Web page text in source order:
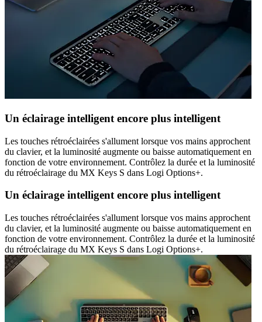
Un éclairage intelligent encore plus intelligent
Les touches rétroéclairées s'allument lorsque vos mains approchent
du clavier, et la luminosité augmente ou baisse automatiquement en
fonction de votre environnement. Contrôlez la durée et la luminosité
du rétroéclairage du MX Keys S dans Logi Options+.
Un éclairage intelligent encore plus intelligent
Les touches rétroéclairées s'allument lorsque vos mains approchent
du clavier, et la luminosité augmente ou baisse automatiquement en
fonction de votre environnement. Contrôlez la durée et la luminosité
du rétroéclairage du MX Keys S dans Logi Options+.